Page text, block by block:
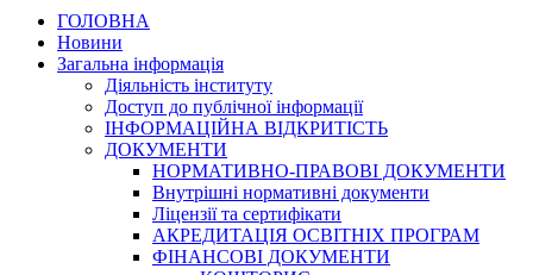
ГОЛОВНА
Новини
Загальна інформація
Діяльність інституту
Доступ до публічної інформації
ІНФОРМАЦІЙНА ВІДКРИТІСТЬ
ДОКУМЕНТИ
НОРМАТИВНО-ПРАВОВІ ДОКУМЕНТИ
Внутрішні нормативні документи
Ліцензії та сертифікати
АКРЕДИТАЦІЯ ОСВІТНІХ ПРОГРАМ
ФІНАНСОВІ ДОКУМЕНТИ